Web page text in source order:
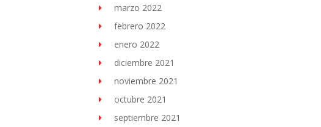
marzo 2022
febrero 2022
enero 2022
diciembre 2021
noviembre 2021
octubre 2021
septiembre 2021